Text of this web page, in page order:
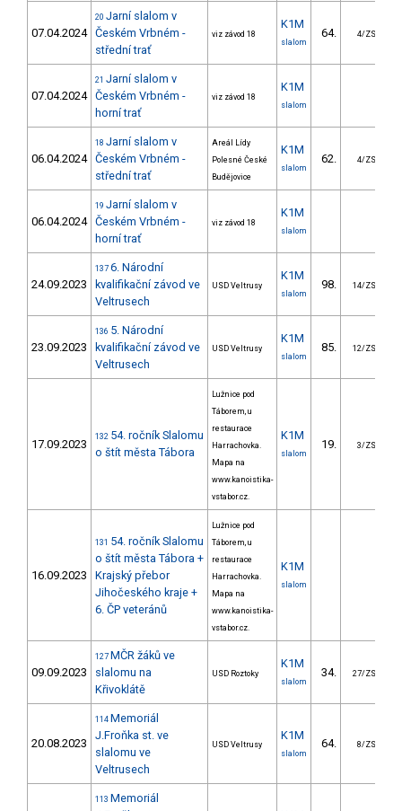
07.04.2024
20 Jarní slalom v
Českém Vrbném -
střední trať
viz závod 18
K1M
slalom
64. 4/ZS
07.04.2024
21 Jarní slalom v
Českém Vrbném -
horní trať
viz závod 18
K1M
slalom
06.04.2024
18 Jarní slalom v
Českém Vrbném -
střední trať
Areál Lídy
Polesné České
Budějovice
K1M
slalom
62. 4/ZS
06.04.2024
19 Jarní slalom v
Českém Vrbném -
horní trať
viz závod 18
K1M
slalom
24.09.2023
137 6. Národní
kvalifikační závod ve
Veltrusech
USD Veltrusy
K1M
slalom
98. 14/ZS
23.09.2023
136 5. Národní
kvalifikační závod ve
Veltrusech
USD Veltrusy
K1M
slalom
85. 12/ZS
17.09.2023
132 54. ročník Slalomu
o štít města Tábora
Lužnice pod
Táborem, u
restaurace
Harrachovka.
Mapa na
www.kanoistika-
vstabor.cz.
K1M
slalom
19. 3/ZS
16.09.2023
131 54. ročník Slalomu
o štít města Tábora +
Krajský přebor
Jihočeského kraje +
6. ČP veteránů
Lužnice pod
Táborem, u
restaurace
Harrachovka.
Mapa na
www.kanoistika-
vstabor.cz.
K1M
slalom
09.09.2023
127 MČR žáků ve
slalomu na
Křivoklátě
USD Roztoky
K1M
slalom
34. 27/ZS
20.08.2023
114 Memoriál
J.Froňka st. ve
slalomu ve
Veltrusech
USD Veltrusy
K1M
slalom
64. 8/ZS
113 Memoriál